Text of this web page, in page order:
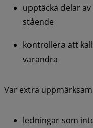
upptäcka delar
stående
kontrollera att
varandra
Var extra
ledningar som